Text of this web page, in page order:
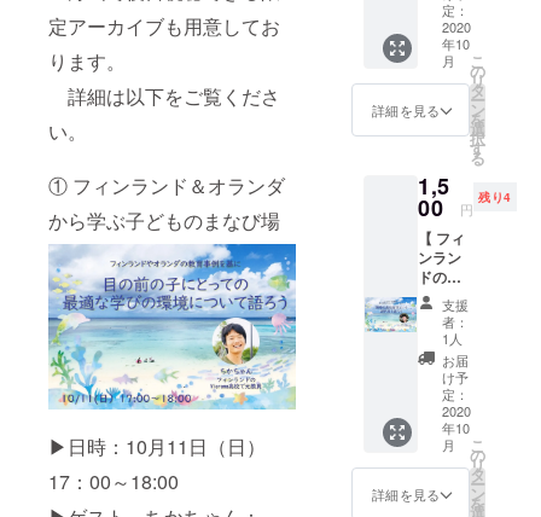
定アーカイブも用意してお
ります。
詳細は以下をご覧くださ
い。
① フィンランド＆オランダ
から学ぶ子どものまなび場
▶︎日時：10月11日（日）
17：00～18:00
『Well-being
なクラスに
なる5分あそ
び』
キング学校
教育一般部
門など2部門
1位獲得→
https://amzn.
to/3yTCfRa
▼メディア
南日本新聞
「かお」な
AERAwithKid
（リア
ルタイ
ム参
加）】
内容、
日程に
ついて
です。
オンラ
インア
プリ
Zoomで
行いま
す。ア
プリの
インス
トール
をお願
いいた
しま
す。 ま
た、
Zoomの
参加
定：
2020
年10
月
詳細を見る
こ
の
リ
タ
ー
ン
を
選
択
す
る
1,5
00 円
残り4
【 フィ
ンラン
ドの高
校から
学ぶま
なび場
（リア
ルタイ
ム参
加）】
内容、
日程に
ついて
は画像
の通り
支援
者：
1人
お届
け予
定：
2020
年10
月
詳細を見る
こ
の
リ
タ
ー
ン
を